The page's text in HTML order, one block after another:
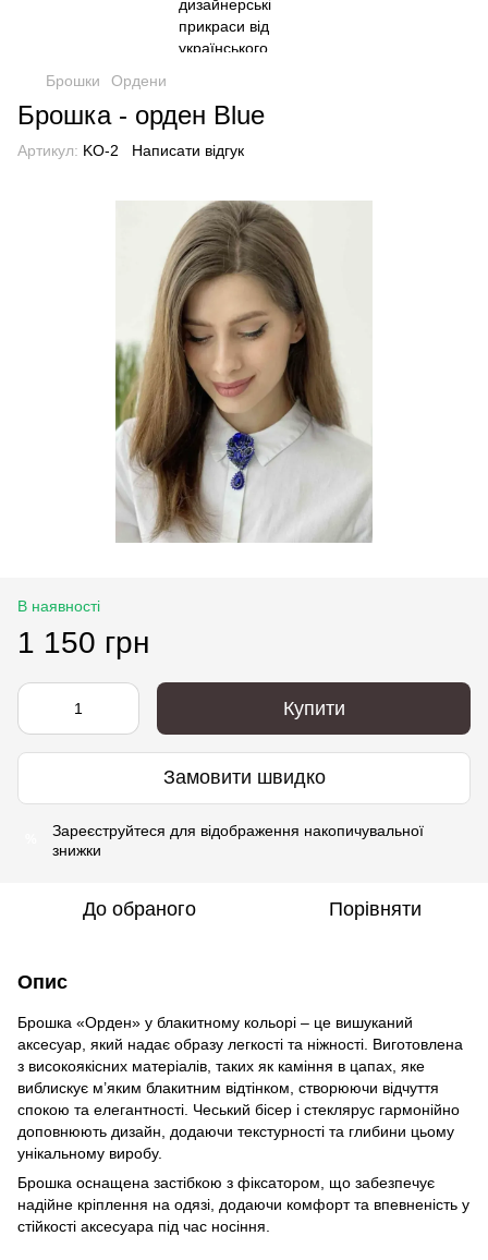
Брошки Ордени
Брошка - орден Blue
Артикул: KO-2 Написати відгук
В наявності
1 150 грн
Купити
Замовити швидко
Зареєструйтеся для відображення накопичувальної
знижки
До обраного Порівняти
Опис
Брошка «Орден» у блакитному кольорі – це вишуканий
аксесуар, який надає образу легкості та ніжності. Виготовлена
з високоякісних матеріалів, таких як каміння в цапах, яке
виблискує м’яким блакитним відтінком, створюючи відчуття
спокою та елегантності. Чеський бісер і стеклярус гармонійно
доповнюють дизайн, додаючи текстурності та глибини цьому
унікальному виробу.
Брошка оснащена застібкою з фіксатором, що забезпечує
надійне кріплення на одязі, додаючи комфорт та впевненість у
стійкості аксесуара під час носіння.